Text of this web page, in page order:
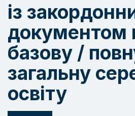
із
документом
базову /
загальну
освіту